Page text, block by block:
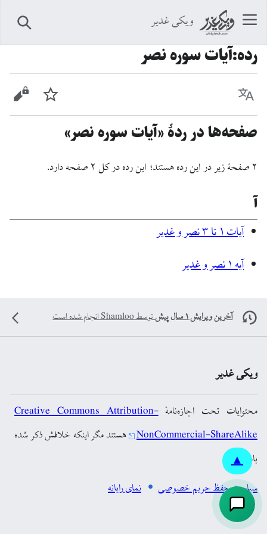
ویکی غدیر
رده:آیات سوره نصر
زبان پیگیری
صفحه‌ها در ردهٔ «آیات سوره نصر»
۲ صفحۀ زیر در این رده هستند؛ این رده در کل ۲ صفحه دارد.
آ
آيات ۱ تا ۳ نصر و غدیر
آيه ۱ نصر و غدیر
▲
آخرین ویرایش ۱ سال پیش توسطShamlooانجام شده است
ویکی غدیر
محتوایات تحت اجازه‌نامهٔCreative Commons Attribution-
NonCommercial-ShareAlike هستند مگر اینکه خلافش ذکر شده
باشد.
سیاست حفظ حریم خصوصی
نمای رایانه